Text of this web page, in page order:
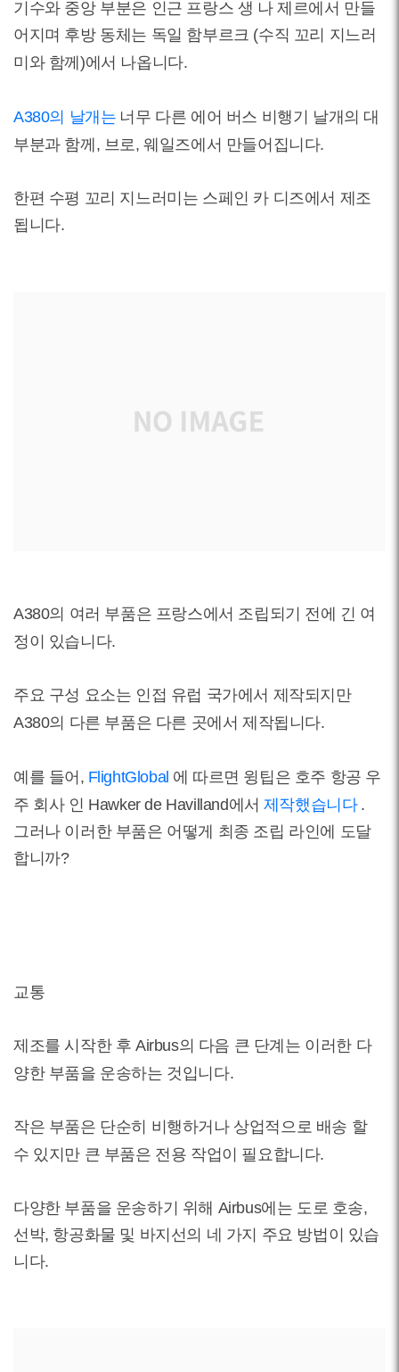
기수와 중앙 부분은 인근 프랑스 생 나 제르에서 만들
어지며 후방 동체는 독일 함부르크 (수직 꼬리 지느러
미와 함께)에서 나옵니다.
A380의 날개는 너무 다른 에어 버스 비행기 날개의 대
부분과 함께, 브로, 웨일즈에서 만들어집니다.
한편 수평 꼬리 지느러미는 스페인 카 디즈에서 제조
됩니다.
A380의 여러 부품은 프랑스에서 조립되기 전에 긴 여
정이 있습니다.
주요 구성 요소는 인접 유럽 국가에서 제작되지만
A380의 다른 부품은 다른 곳에서 제작됩니다.
예를 들어, FlightGlobal 에 따르면 윙팁은 호주 항공 우
주 회사 인 Hawker de Havilland에서 제작했습니다 .
그러나 이러한 부품은 어떻게 최종 조립 라인에 도달
합니까?
교통
제조를 시작한 후 Airbus의 다음 큰 단계는 이러한 다
양한 부품을 운송하는 것입니다.
작은 부품은 단순히 비행하거나 상업적으로 배송 할
수 있지만 큰 부품은 전용 작업이 필요합니다.
다양한 부품을 운송하기 위해 Airbus에는 도로 호송,
선박, 항공화물 및 바지선의 네 가지 주요 방법이 있습
니다.